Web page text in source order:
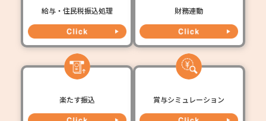
給与・住民税振込処理 財務連動
楽たす振込 賞与シミュレーション